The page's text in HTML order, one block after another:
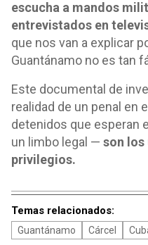
escucha a mandos
entrevistados en
que nos van a explicar
Guantánamo no es tan
Este documental de
realidad de un penal en
detenidos que esperan
un limbo legal — son
privilegios.
Temas relacionados:
Guantánamo Cárcel